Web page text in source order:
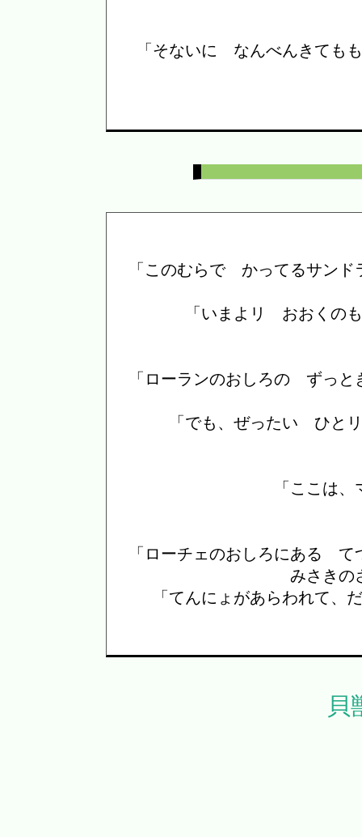
「そないに なんべんきて
「このむらで かってるサン
「いまよリ おおくの
「ローランのおしろの ずっと
「でも、ぜったい ひと
「ここは
「ローチェのおしろにある
みさきの
「てんにょがあらわれて、
貝